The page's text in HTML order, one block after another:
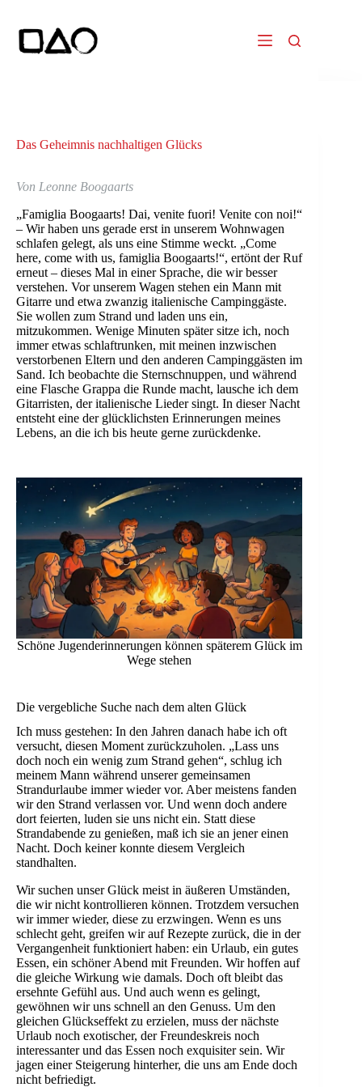
springen
Das Geheimnis nachhaltigen Glücks
Von Leonne Boogaarts
„Famiglia Boogaarts! Dai, venite fuori! Venite con noi!“
– Wir haben uns gerade erst in unserem Wohnwagen
schlafen gelegt, als uns eine Stimme weckt. „Come
here, come with us, famiglia Boogaarts!“, ertönt der Ruf
erneut – dieses Mal in einer Sprache, die wir besser
verstehen. Vor unserem Wagen stehen ein Mann mit
Gitarre und etwa zwanzig italienische Campinggäste.
Sie wollen zum Strand und laden uns ein,
mitzukommen. Wenige Minuten später sitze ich, noch
immer etwas schlaftrunken, mit meinen inzwischen
verstorbenen Eltern und den anderen Campinggästen im
Sand. Ich beobachte die Sternschnuppen, und während
eine Flasche Grappa die Runde macht, lausche ich dem
Gitarristen, der italienische Lieder singt. In dieser Nacht
entsteht eine der glücklichsten Erinnerungen meines
Lebens, an die ich bis heute gerne zurückdenke.
Schöne Jugenderinnerungen können späterem Glück im
Wege stehen
Die vergebliche Suche nach dem alten Glück
Ich muss gestehen: In den Jahren danach habe ich oft
versucht, diesen Moment zurückzuholen. „Lass uns
doch noch ein wenig zum Strand gehen“, schlug ich
meinem Mann während unserer gemeinsamen
Strandurlaube immer wieder vor. Aber meistens fanden
wir den Strand verlassen vor. Und wenn doch andere
dort feierten, luden sie uns nicht ein. Statt diese
Strandabende zu genießen, maß ich sie an jener einen
Nacht. Doch keiner konnte diesem Vergleich
standhalten.
Wir suchen unser Glück meist in äußeren Umständen,
die wir nicht kontrollieren können. Trotzdem versuchen
wir immer wieder, diese zu erzwingen. Wenn es uns
schlecht geht, greifen wir auf Rezepte zurück, die in der
Vergangenheit funktioniert haben: ein Urlaub, ein gutes
Essen, ein schöner Abend mit Freunden. Wir hoffen auf
die gleiche Wirkung wie damals. Doch oft bleibt das
ersehnte Gefühl aus. Und auch wenn es gelingt,
gewöhnen wir uns schnell an den Genuss. Um den
gleichen Glückseffekt zu erzielen, muss der nächste
Urlaub noch exotischer, der Freundeskreis noch
interessanter und das Essen noch exquisiter sein. Wir
jagen einer Steigerung hinterher, die uns am Ende doch
nicht befriedigt.